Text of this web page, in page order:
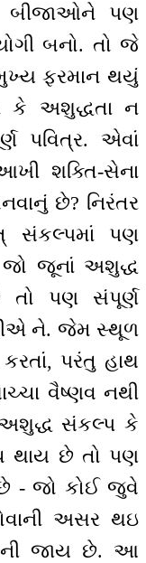
બીજાઓને પણ
બનો. તો જે
ફરમાન થયું
કે અશુદ્ધતા ન
પવિત્ર. એવાં
શક્તિ-સેના
છે? નિરંતર
સંકલ્પમાં પણ
જૂનાં અશુદ્ધ
તો પણ સંપૂર્ણ
ને. જેમ સ્થૂળ
પરંતુ હાથ
વૈષ્ણવ નથી
અશુદ્ધ સંકલ્પ કે
થાય છે તો પણ
- જો કોઈ જુવે
અસર થઇ
જાય છે. આ